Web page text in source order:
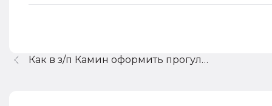
Как в з/п Камин оформить прогулы?